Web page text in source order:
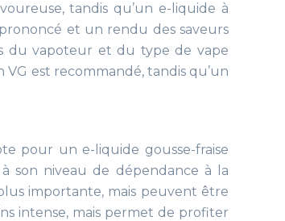
tandis qu’un e-liquide à
et un rendu des saveurs
du vapoteur et du type de vape
est recommandé, tandis qu’un
pour un e-liquide gousse-fraise
son niveau de dépendance à la
importante, mais peuvent être
intense, mais permet de profiter